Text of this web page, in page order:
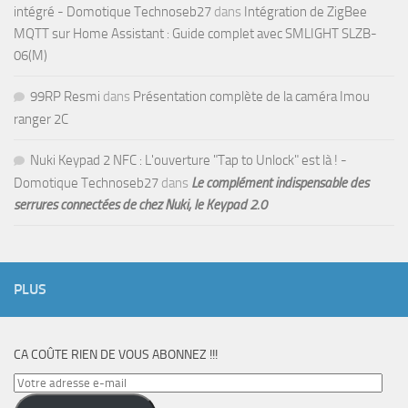
intégré - Domotique Technoseb27 dans Intégration de ZigBee
MQTT sur Home Assistant : Guide complet avec SMLIGHT SLZB-
06(M)
99RP Resmi dans Présentation complète de la caméra Imou
ranger 2C
Nuki Keypad 2 NFC : L'ouverture "Tap to Unlock" est là ! -
Domotique Technoseb27 dans Le complément indispensable des
serrures connectées de chez Nuki, le Keypad 2.0
PLUS
CA COÛTE RIEN DE VOUS ABONNEZ !!!
Votre
adresse